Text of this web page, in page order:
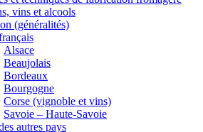
vins et alcools
(généralités)
Alsace
Beaujolais
Bordeaux
Bourgogne
Corse (vignoble et vins)
Savoie – Haute-Savoie
autres pays